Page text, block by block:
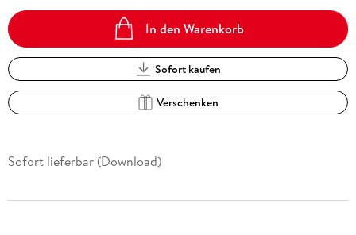
In den Warenkorb
Sofort kaufen
Verschenken
Sofort lieferbar (Download)